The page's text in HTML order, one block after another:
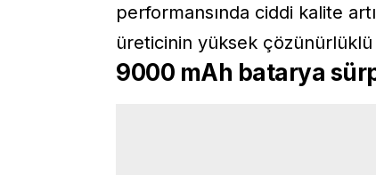
performansında ciddi kalite
üreticinin yüksek
9000 mAh batarya